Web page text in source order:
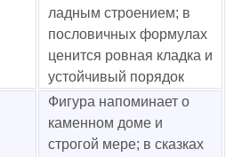
ладным строением; в
пословичных формулах
ценится ровная кладка и
устойчивый порядок
Фигура напоминает о
каменном доме и
строгой мере; в сказках